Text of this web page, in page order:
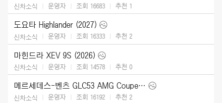
신차소식 운영자 조회 16683 추천 1
도요타 Highlander (2027)
신차소식 운영자 조회 16333 추천 2
마힌드라 XEV 9S (2026)
신차소식 운영자 조회 14578 추천 0
메르세데스-벤츠 GLC53 AMG Coupe (2027)
신차소식 운영자 조회 16192 추천 2